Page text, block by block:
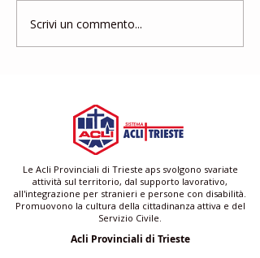
Gruppo di Mutuo
Aiuto
Scrivi un commento...
Le Acli Provinciali di Trieste aps svolgono svariate
attività sul territorio, dal supporto lavorativo,
all'integrazione per stranieri e persone con disabilità.
Promuovono la cultura della cittadinanza attiva e del
Servizio Civile.
Acli Provinciali di Trieste